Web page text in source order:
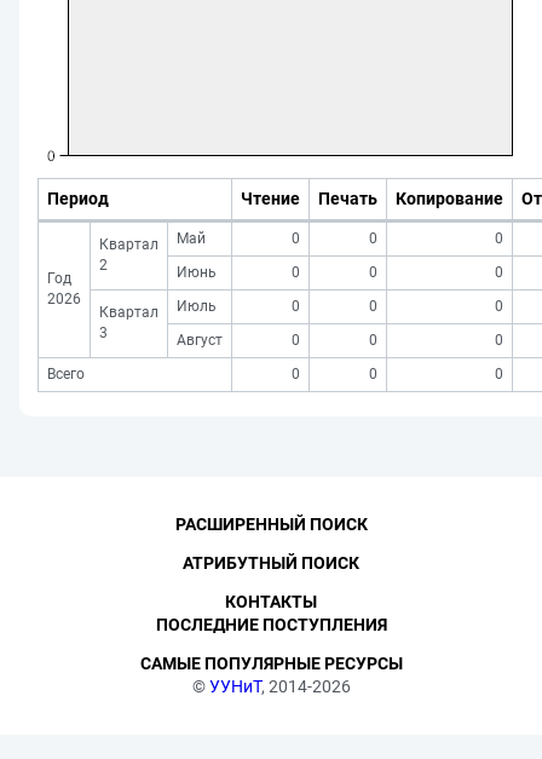
Период Чтение Печать Копирование
Год
2026
Квартал
2
Май 0 0
0
Июнь
0 0 0
Квартал
3
Июль 0 0
0
Август
0 0
0
Всего
0 0 0
©УУНиТ, 2014-2026
РАСШИРЕННЫЙ ПОИСК
АТРИБУТНЫЙ ПОИСК
КОНТАКТЫ
ПОСЛЕДНИЕ ПОСТУПЛЕНИЯ
САМЫЕ ПОПУЛЯРНЫЕ РЕСУРСЫ